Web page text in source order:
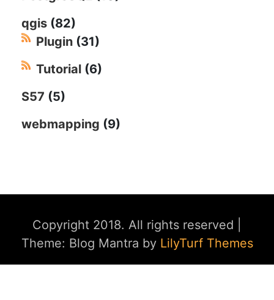
qgis (82)
Plugin (31)
Tutorial (6)
S57 (5)
webmapping (9)
Copyright 2018. All rights reserved
Theme: Blog Mantra by LilyTurf Themes